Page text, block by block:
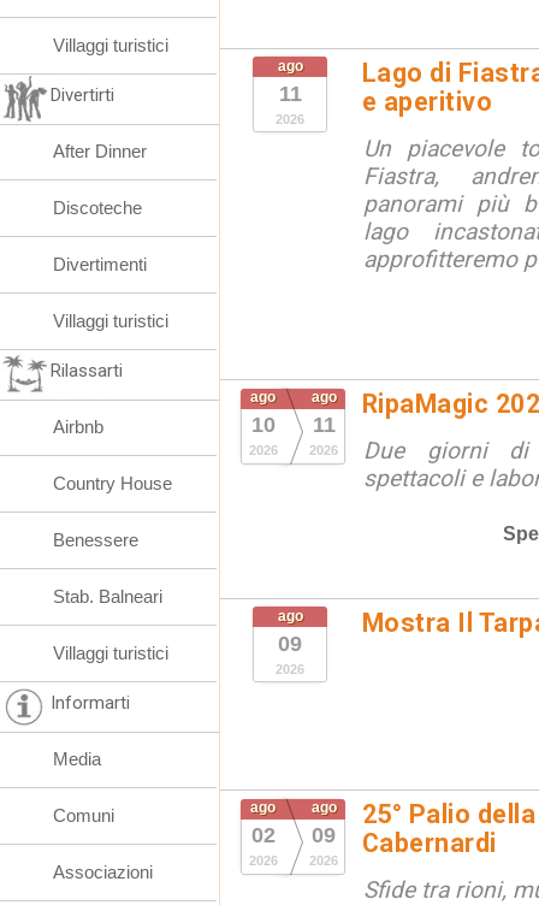
ago
11
2026
Lago di
e aperitivo
Un piacevole
Fiastra,
panorami più
lago
approfitteremo
ago
10
2026
ago
11
2026
RipaMagic
Due giorni di
spettacoli e
ago
09
2026
Mostra Il
ago
02
2026
ago
09
2026
25° Palio
Cabernardi
Sfide tra rioni,
Villaggi turistici
Divertirti
After Dinner
Discoteche
Divertimenti
Villaggi turistici
Rilassarti
Airbnb
Country House
Benessere
Stab. Balneari
Villaggi turistici
Informarti
Media
Comuni
Associazioni